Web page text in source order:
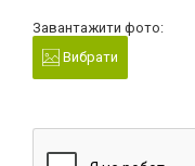
Завантажити фото:
Вибрати